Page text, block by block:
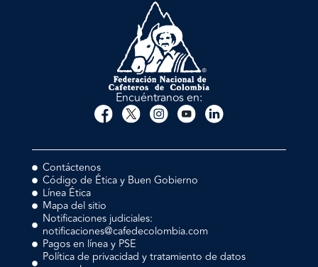
Encuéntranos en:
Contáctenos
Código de Ética y Buen Gobierno
Línea Ética
Mapa del sitio
Notificaciones judiciales:
notificaciones@cafedecolombia.com
Pagos en línea y PSE
Política de privacidad y tratamiento de datos